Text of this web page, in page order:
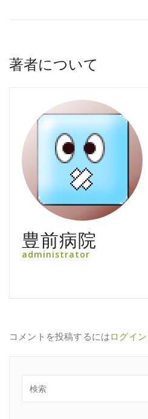
著者について
豊前病院
administrator
コメントを投稿するにはログイン